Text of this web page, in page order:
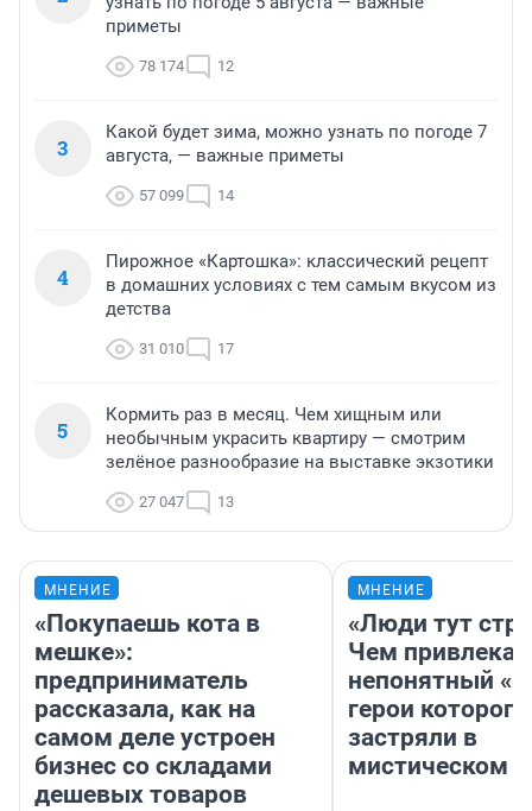
приметы
78 174 12
3
Какой будет зима, можно узнать по погоде 7
августа, — важные приметы
57 099 14
4
Пирожное «Картошка»: классический рецепт
в домашних условиях с тем самым вкусом из
детства
31 010 17
5
Кормить раз в месяц. Чем хищным или
необычным украсить квартиру — смотрим
зелёное разнообразие на выставке экзотики
27 047 13
МНЕНИЕ
«Покупаешь кота в
мешке»:
предприниматель
рассказала, как на
самом деле устроен
бизнес со складами
дешевых товаров
МНЕНИЕ
«Люди тут
Чем
непонятный
герои которого
застряли в
мистическом